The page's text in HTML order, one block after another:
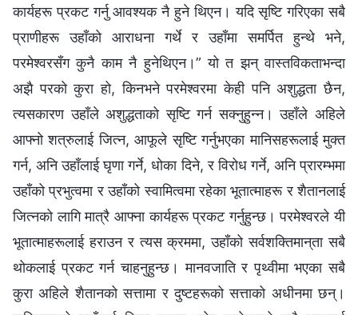
कार्यहरू प्रकट गर्नु आवश्यक नै हुने थिएन। यदि सृष्टि गरिएका सबै
प्राणीहरू उहाँको आराधना गर्थे र उहाँमा समर्पित हुन्थे भने,
परमेश्‍वरसँग कुनै काम नै हुनेथिएन।” यो त झन् वास्तविकताभन्दा
अझै परको कुरा हो, किनभने परमेश्‍वरमा केही पनि अशुद्धता छैन,
त्यसकारण उहाँले अशुद्धताको सृष्टि गर्न सक्‍नुहुन्‍न। उहाँले अहिले
आफ्‍नो शत्रुलाई जित्‍न, आफूले सृष्टि गर्नुभएका मानिसहरूलाई मुक्त
गर्न, अनि उहाँलाई घृणा गर्ने, धोका दिने, र विरोध गर्ने, अनि प्रारम्‍भमा
उहाँको प्रभुत्वमा र उहाँको स्वामित्वमा रहेका भूतात्‍माहरू र शैतानलाई
जित्‍नको लागि मात्रै आफ्‍ना कार्यहरू प्रकट गर्नुहुन्छ। परमेश्‍वरले यी
भूतात्‍माहरूलाई हराउन र त्यस क्रममा, उहाँको सर्वशक्तिमान्‌ता सबै
थोकलाई प्रकट गर्न चाहनुहुन्छ। मानवजाति र पृथ्वीमा भएका सबै
कुरा अहिले शैतानको सत्तामा र दुष्टहरूको सत्ताको अधीनमा छन्।